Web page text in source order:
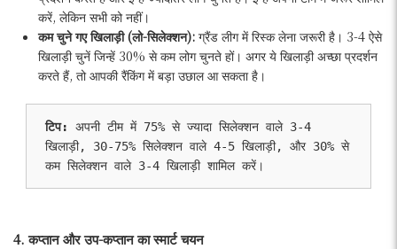
करें, लेकिन सभी को नहीं।
कम चुने गए खिलाड़ी (लो-सिलेक्शन): ग्रैंड लीग में रिस्क लेना जरूरी है। 3-4 ऐसे
खिलाड़ी चुनें जिन्हें 30% से कम लोग चुनते हों। अगर ये खिलाड़ी अच्छा प्रदर्शन
करते हैं, तो आपकी रैंकिंग में बड़ा उछाल आ सकता है।
टिप:
अपनी टीम में 75% से ज्यादा सिलेक्शन वाले 3-4
खिलाड़ी, 30-75% सिलेक्शन वाले 4-5 खिलाड़ी, और 30% से
कम सिलेक्शन वाले 3-4 खिलाड़ी शामिल करें।
4. कप्तान और उप-कप्तान का स्मार्ट चयन